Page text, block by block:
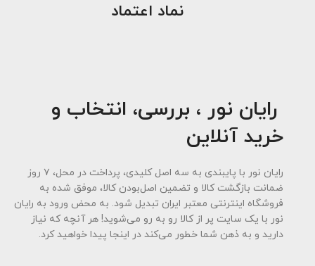
نماد اعتماد
رایان نور ، بررسی، انتخاب و
خرید آنلاین
رایان نور با پایبندی به سه اصل کلیدی، پرداخت در محل، ۷ روز
ضمانت بازگشت کالا و تضمین اصل‌بودن کالا، موفق شده به
فروشگاه اینترنتی معتبر ایران تبدیل شود. به محض ورود به رایان
نور با یک سایت پر از کالا رو به رو می‌شوید! هر آنچه که نیاز
دارید و به ذهن شما خطور می‌کند در اینجا پیدا خواهید کرد.